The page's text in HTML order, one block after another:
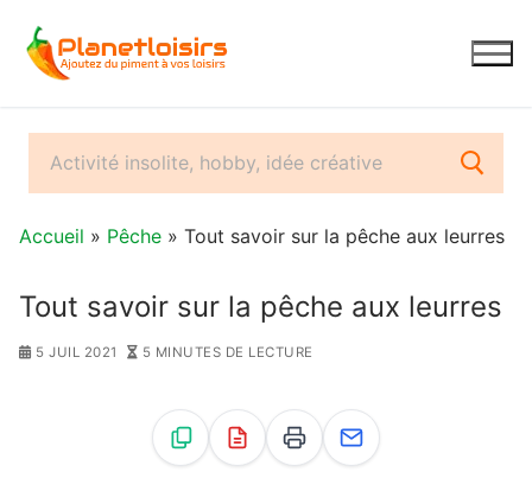
contenu
Accueil » Pêche » Tout savoir sur la pêche aux leurres
Tout savoir sur la pêche aux leurres
5 JUIL 2021 5 MINUTES DE LECTURE